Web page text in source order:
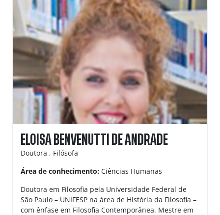
ELOISA BENVENUTTI DE ANDRADE
Doutora , Filósofa
Área de conhecimento: Ciências Humanas
Doutora em Filosofia pela Universidade Federal de
São Paulo – UNIFESP na área de História da Filosofia –
com ênfase em Filosofia Contemporânea. Mestre em